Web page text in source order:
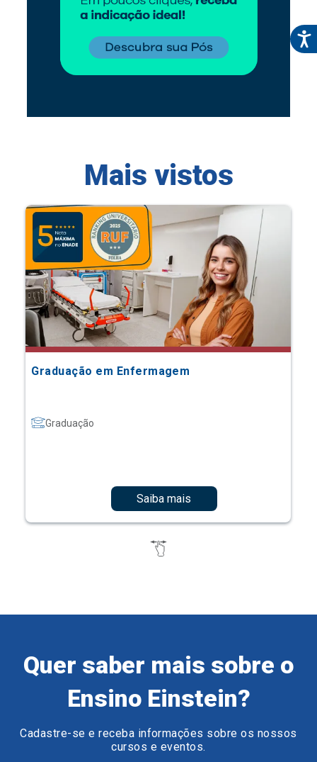
Mais vistos
Graduação em Enfermagem
Graduação
Saiba mais
Quer saber mais sobre o
Ensino Einstein?
Cadastre-se e receba informações sobre os nossos
cursos e eventos.